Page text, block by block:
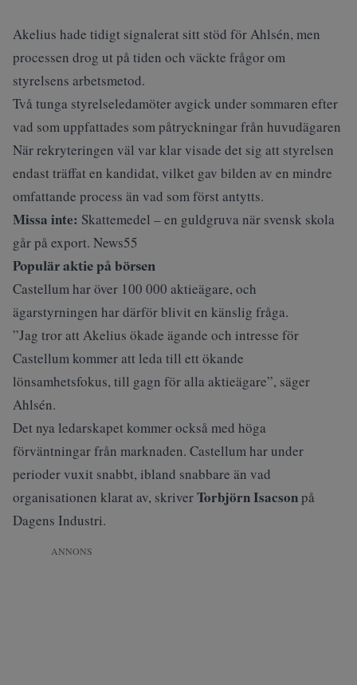
Akelius hade tidigt signalerat sitt stöd för Ahlsén, men
processen drog ut på tiden och väckte frågor om
styrelsens arbetsmetod.
Två tunga styrelseledamöter avgick under sommaren efter
vad som uppfattades som påtryckningar från huvudägaren
När rekryteringen väl var klar visade det sig att styrelsen
endast träffat en kandidat, vilket gav bilden av en mindre
omfattande process än vad som först antytts.
Missa inte: Skattemedel – en guldgruva när svensk skola
går på export. News55
Populär aktie på börsen
Castellum har över 100 000 aktieägare, och
ägarstyrningen har därför blivit en känslig fråga.
”Jag tror att Akelius ökade ägande och intresse för
Castellum kommer att leda till ett ökande
lönsamhetsfokus, till gagn för alla aktieägare”, säger
Ahlsén.
Det nya ledarskapet kommer också med höga
förväntningar från marknaden. Castellum har under
perioder vuxit snabbt, ibland snabbare än vad
organisationen klarat av, skriverTorbjörn Isacsonpå
Dagens Industri.
ANNONS